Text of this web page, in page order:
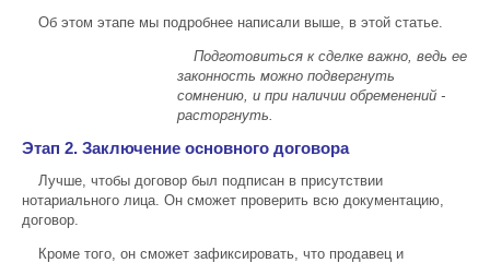
Об этом этапе мы подробнее написали выше, в этой статье.
Подготовиться к сделке важно, ведь ее
законность можно подвергнуть
сомнению, и при наличии обременений -
расторгнуть.
Этап 2. Заключение основного договора
Лучше, чтобы договор был подписан в присутствии
нотариального лица. Он сможет проверить всю документацию,
договор.
Кроме того, он сможет зафиксировать, что продавец и